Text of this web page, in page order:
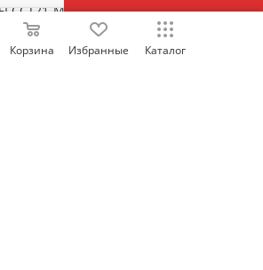
M8 для NM8N-125 cечение
Chint
1355
Корзина Избранные Каталог